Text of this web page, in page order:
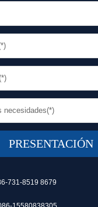
731-8519 8679